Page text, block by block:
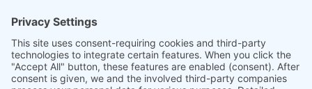
Wir sind auch auf Facebook!